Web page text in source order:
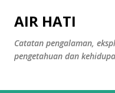
AIR HATI
Catatan pengalaman,
pengetahuan dan